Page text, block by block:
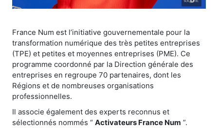
France Num est l’initiative gouvernementale pour la
transformation numérique des très petites entreprises
(TPE) et petites et moyennes entreprises (PME). Ce
programme coordonné par la Direction générale des
entreprises en regroupe 70 partenaires, dont les
Régions et de nombreuses organisations
professionnelles.
Il associe également des experts reconnus et
sélectionnés nommés “ Activateurs France Num ”.